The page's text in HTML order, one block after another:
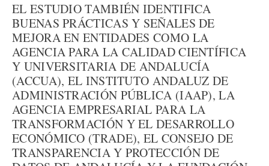
EL ESTUDIO TAMBIÉN IDENTIFICA
BUENAS PRÁCTICAS Y SEÑALES DE
MEJORA EN ENTIDADES COMO LA
AGENCIA PARA LA CALIDAD CIENTÍFICA
Y UNIVERSITARIA DE ANDALUCÍA
(ACCUA), EL INSTITUTO ANDALUZ DE
ADMINISTRACIÓN PÚBLICA (IAAP), LA
AGENCIA EMPRESARIAL PARA LA
TRANSFORMACIÓN Y EL DESARROLLO
ECONÓMICO (TRADE), EL CONSEJO DE
TRANSPARENCIA Y PROTECCIÓN DE